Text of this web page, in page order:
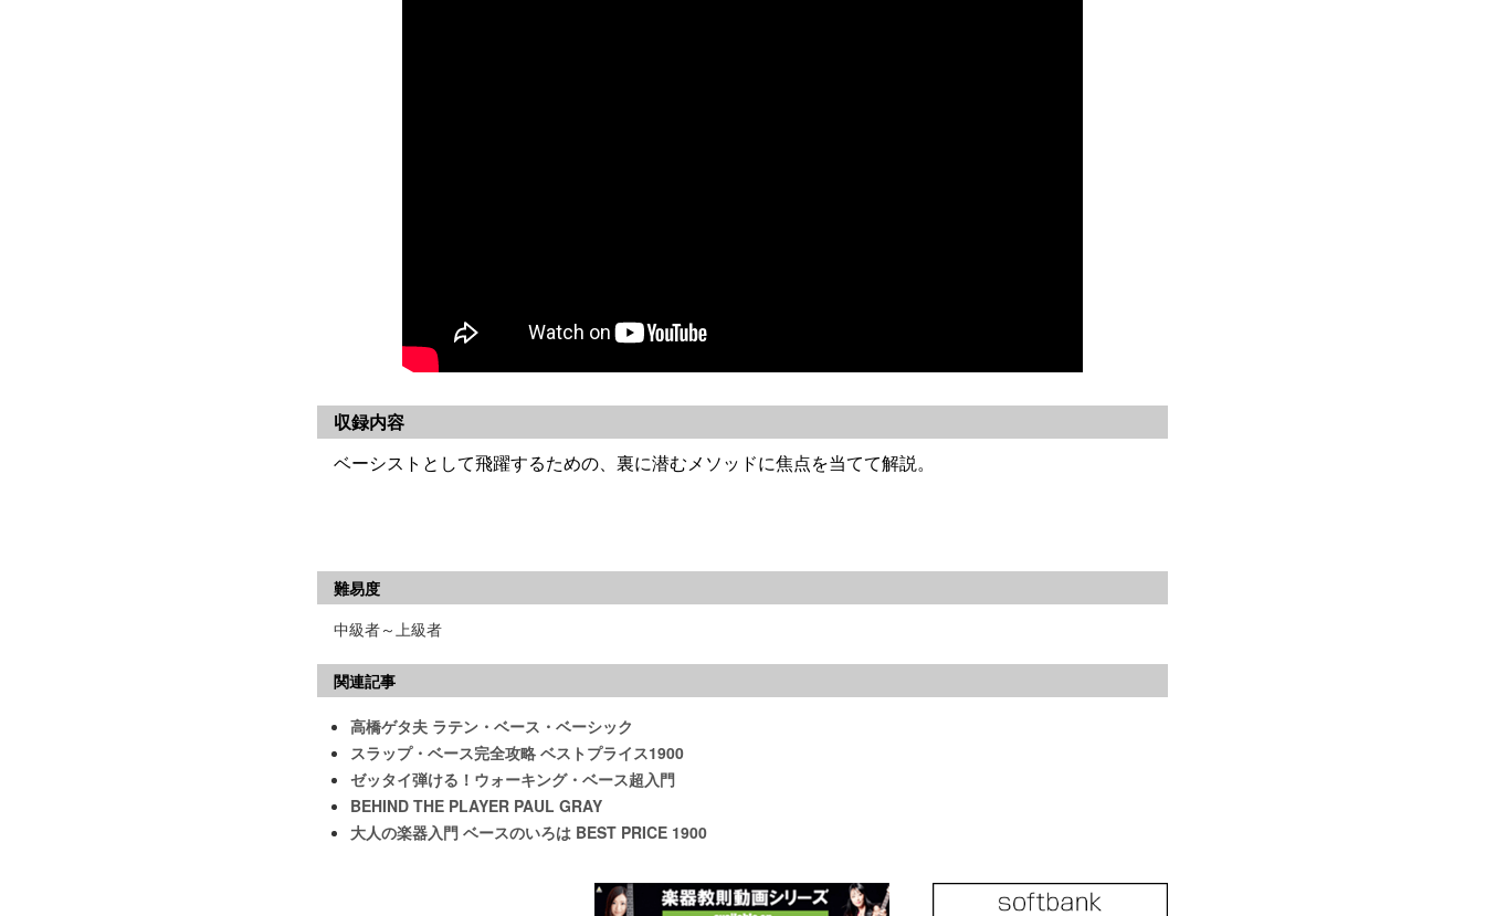
収録内容
ベーシストとして飛躍するための、裏に潜むメソッドに焦点を当てて解説。
難易度
中級者～上級者
関連記事
高橋ゲタ夫 ラテン・ベース・ベーシック
スラップ・ベース完全攻略 ベストプライス1900
ゼッタイ弾ける！ウォーキング・ベース超入門
BEHIND THE PLAYER PAUL GRAY
大人の楽器入門 ベースのいろは BEST PRICE 1900